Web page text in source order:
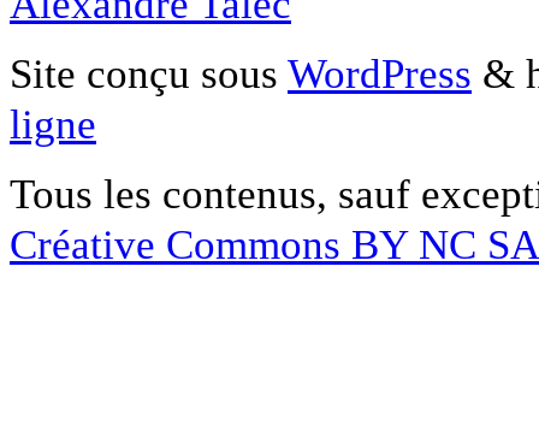
Site conçu sous WordPress &
ligne
Tous les contenus, sauf
Créative Commons BY NC SA